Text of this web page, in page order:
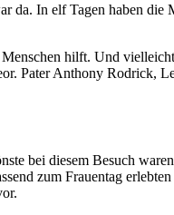
da. In elf Tagen haben die
hilft. Und
Pater Anthony Rodrick,
bei diesem Besuch
zum Frauentag